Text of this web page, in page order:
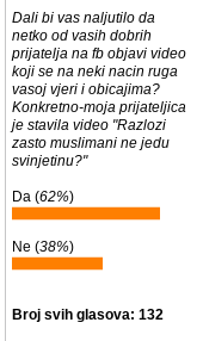
Dali bi vas naljutilo da
netko od vasih dobrih
prijatelja na fb objavi video
koji se na neki nacin ruga
vasoj vjeri i obicajima?
Konkretno-moja prijateljica
je stavila video "Razlozi
zasto muslimani ne jedu
svinjetinu?"
Da (62%)
Ne (38%)
Broj svih glasova: 132